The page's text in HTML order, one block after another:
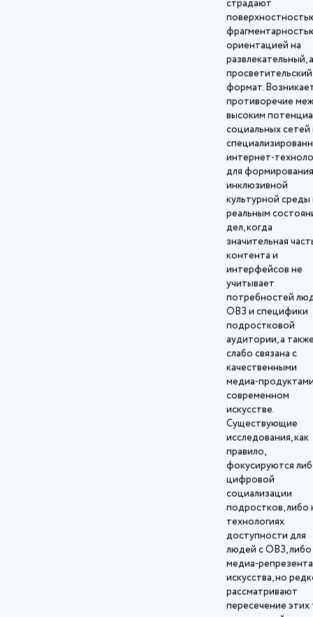
страдают
ориентацией на
развлекательный,
просветительский
формат.
противоречие
высоким
социальных сетей
для формирования
инклюзивной
культурной среды
реальным
дел, когда
значительная
контента и
интерфейсов не
учитывает
потребностей
ОВЗ и специфики
подростковой
аудитории, а
слабо связана с
качественными
современном
искусстве.
Существующие
исследования, как
правило,
фокусируются
цифровой
социализации
подростков, либо
технологиях
доступности для
людей с ОВЗ, либо
искусства, но
рассматривают
пересечение этих